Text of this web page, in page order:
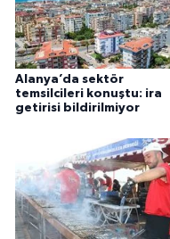
Alanya’da sektör
temsilcileri konuştu: ira
getirisi bildirilmiyor